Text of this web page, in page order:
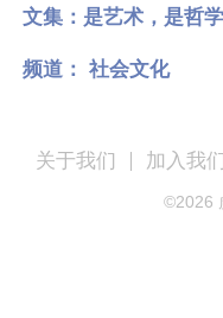
文集： 是艺术，是哲
频道： 社会文化
关于我们 加入我们
©2026